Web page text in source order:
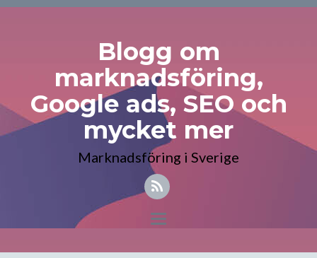
Blogg om
marknadsföring,
Google ads, SEO och
mycket mer
Marknadsföring i Sverige
Toggle